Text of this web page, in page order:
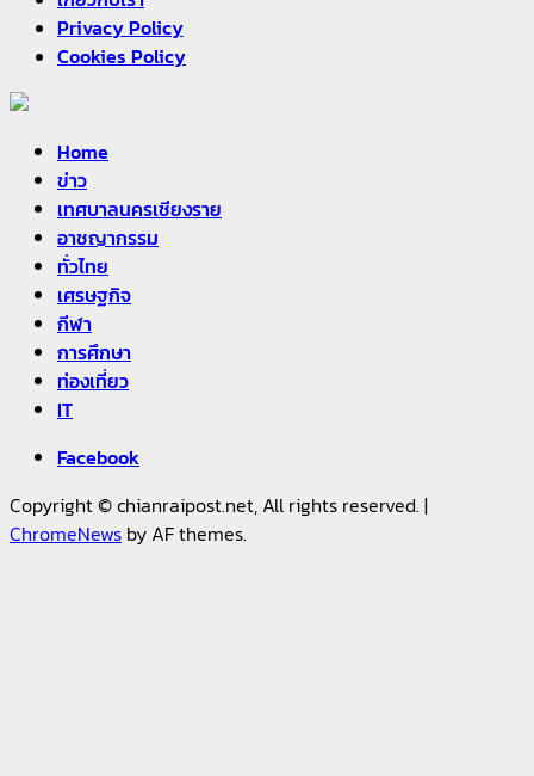
Privacy Policy
Cookies Policy
Home
ข่าว
เทศบาลนครเชียงราย
อาชญากรรม
ทั่วไทย
เศรษฐกิจ
กีฬา
การศึกษา
ท่องเที่ยว
IT
Facebook
Copyright © chianraipost.net, All rights reserved. |
ChromeNews by AF themes.